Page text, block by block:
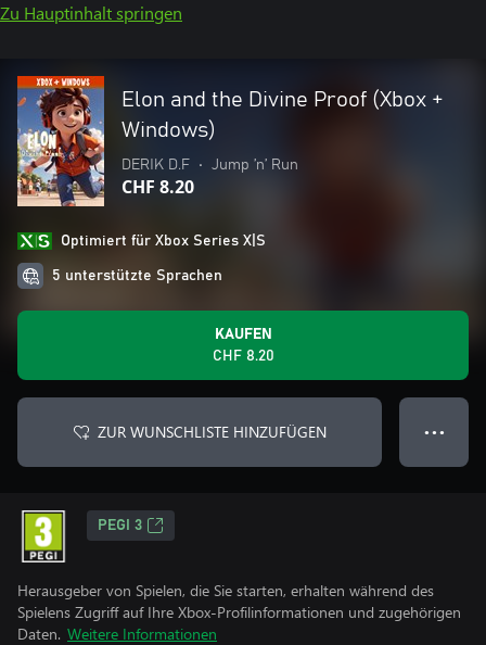
Zu Hauptinhalt springen
Elon and the Divine Proof (Xbox +
Windows)
DERIK D.F • Jump ’n’ Run
CHF 8.20
Optimiert für Xbox Series X|S
5 unterstützte Sprachen
KAUFEN
CHF 8.20
ZUR WUNSCHLISTE HINZUFÜGEN ● ● ●
PEGI 3
Herausgeber von Spielen, die Sie starten, erhalten während des
Spielens Zugriff auf Ihre Xbox-Profilinformationen und zugehörigen
Daten. Weitere Informationen